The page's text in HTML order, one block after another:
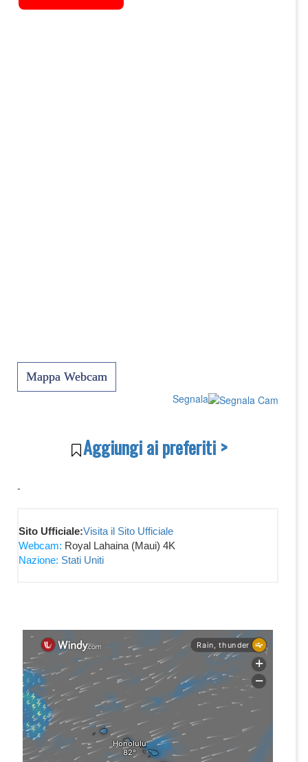
Mappa Webcam
Segnala
Aggiungi ai preferiti >
-
Sito Ufficiale:Visita il Sito Ufficiale
Webcam: Royal Lahaina (Maui) 4K
Nazione: Stati Uniti